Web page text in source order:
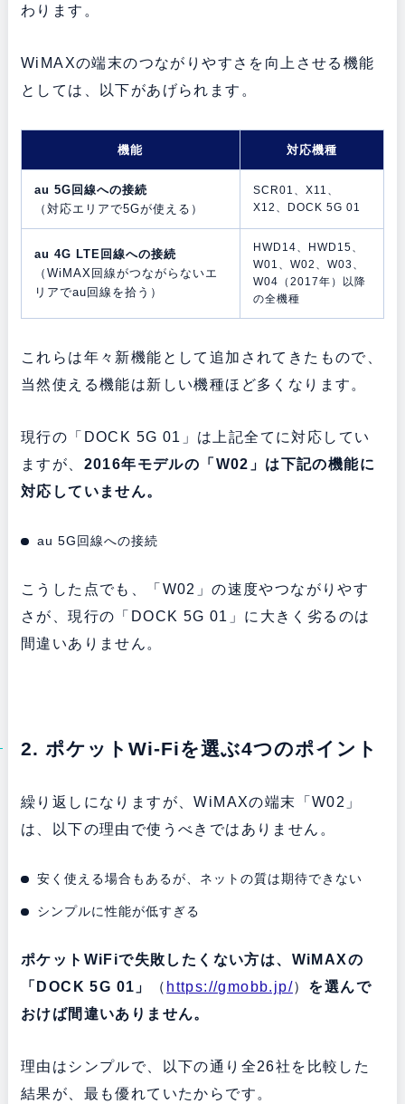
わります。
WiMAXの端末のつながりやすさを向上させる機能
としては、以下があげられます。
機能 対応機種
au 5G回線への接続
（対応エリアで5Gが使える）
SCR01、X11、
X12、DOCK 5G 01
au 4G LTE回線への接続
（WiMAX回線がつながらないエ
リアでau回線を拾う）
HWD14、HWD15、
W01、W02、W03、
W04（2017年）以降
の全機種
これらは年々新機能として追加されてきたもので、
当然使える機能は新しい機種ほど多くなります。
現行の「DOCK 5G 01」は上記全てに対応してい
ますが、 2016年モデルの「W02」は下記の機能に
対応していません。
au 5G回線への接続
こうした点でも、「W02」の速度やつながりやす
さが、現行の「DOCK 5G 01」に大きく劣るのは
間違いありません。
2. ポケットWi-Fiを選ぶ4つのポイント
繰り返しになりますが、WiMAXの端末「W02」
は、以下の理由で使うべきではありません。
安く使える場合もあるが、ネットの質は期待できない
シンプルに性能が低すぎる
ポケットWiFiで失敗したくない方は、WiMAXの
「DOCK 5G 01」
（ https://gmobb.jp/） を選んで
おけば間違いありません。
理由はシンプルで、以下の通り全26社を比較した
結果が、最も優れていたからです。